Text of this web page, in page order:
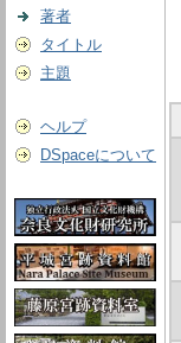
著者
タイトル
主題
ヘルプ
DSpaceについて